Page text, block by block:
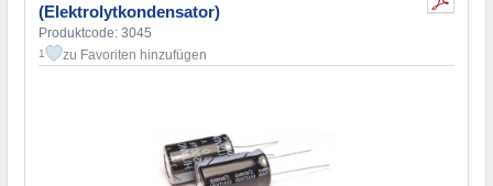
(Elektrolytkondensator)
Produktcode: 3045
1 zu Favoriten hinzufügen